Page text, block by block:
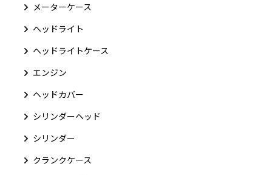
メーターケース
ヘッドライト
ヘッドライトケース
エンジン
ヘッドカバー
シリンダーヘッド
シリンダー
クランクケース